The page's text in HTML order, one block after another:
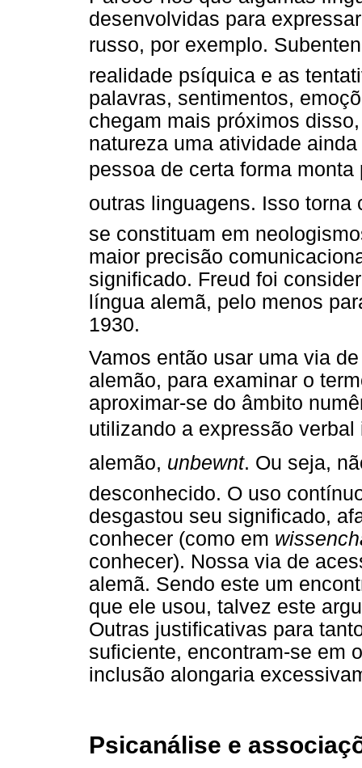
desenvolvidas para
russo, por exemplo.
realidade psíquica e as
palavras, sentimentos,
chegam mais próximos
natureza uma atividade
pessoa de certa forma
outras linguagens. Isso torna
se constituam em
maior precisão
significado. Freud foi
língua alemã, pelo menos
1930.
Vamos então usar uma via
alemão, para examinar o
aproximar-se do âmbito
utilizando a expressão verbal
alemão, unbewnt. Ou seja,
desconhecido. O uso
desgastou seu significado,
conhecer (como em
conhecer). Nossa via de
alemã. Sendo este um
que ele usou, talvez este
Outras justificativas para
suficiente, encontram-se em
inclusão alongaria
Psicanálise e